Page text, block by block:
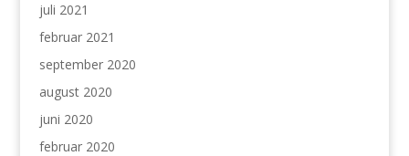
juli 2021
februar 2021
september 2020
august 2020
juni 2020
februar 2020